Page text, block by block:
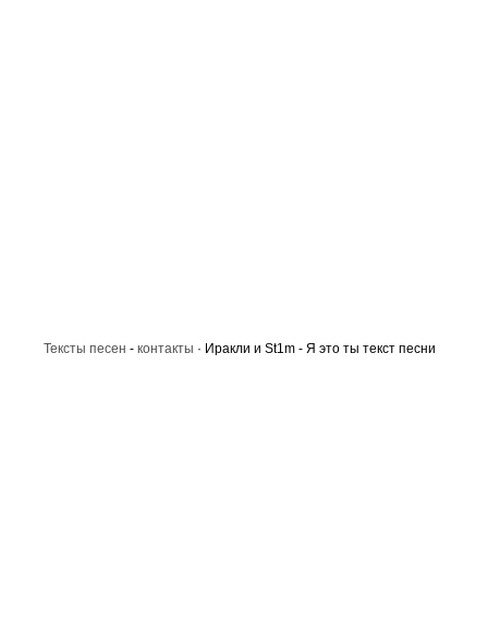
Тексты песен - контакты · Иракли и St1m - Я это ты текст песни